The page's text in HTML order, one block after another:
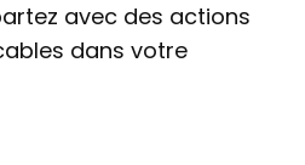
avec des actions
dans votre